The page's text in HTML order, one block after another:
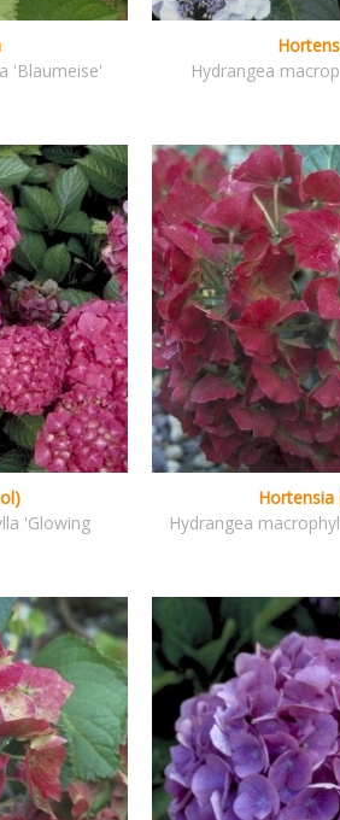
'Blaumeise'
Hydrangea
'Glowing
Hortensia
Hydrangea